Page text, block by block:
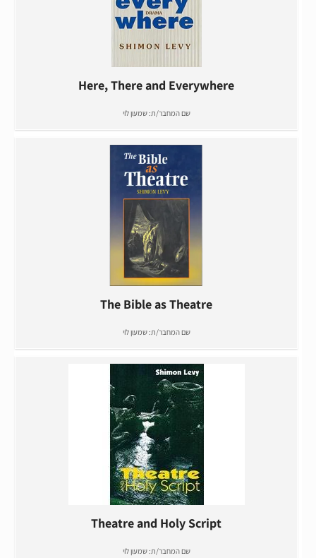
Here, There and Everywhere
שם המחבר/ת:שמעון לוי
The Bible as Theatre
שם המחבר/ת:שמעון לוי
Theatre and Holy Script
שם המחבר/ת:שמעון לוי